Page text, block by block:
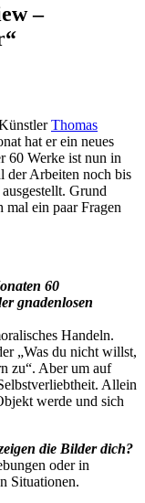
–
Thomas
hat er ein neues
60 Werke ist nun in
der Arbeiten noch bis
ausgestellt. Grund
ein paar Fragen
60
gnadenlosen
Handeln.
„Was du nicht willst,
zu“. Aber um auf
Allein
werde und sich
die Bilder dich?
oder in
Situationen.